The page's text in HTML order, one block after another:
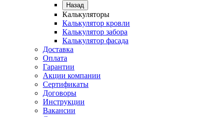
Назад
Калькуляторы
Калькулятор кровли
Калькулятор забора
Калькулятор фасада
Доставка
Оплата
Гарантии
Акции компании
Сертификаты
Договоры
Инструкции
Вакансии